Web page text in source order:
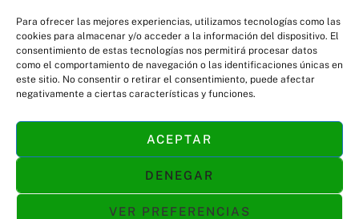
Para ofrecer las mejores experiencias, utilizamos tecnologías como las
cookies para almacenar y/o acceder a la información del dispositivo. El
consentimiento de estas tecnologías nos permitirá procesar datos
como el comportamiento de navegación o las identificaciones únicas en
este sitio. No consentir o retirar el consentimiento, puede afectar
negativamente a ciertas características y funciones.
ACEPTAR
DENEGAR
VER PREFERENCIAS
fisioesmilie@gmail.com
Financiado por la Unión Europea con el programa Kit
mecanismo de recuperación y resiliencia
Copyright © 2025 Fisioesmile | Hecho con el ❤️ desde